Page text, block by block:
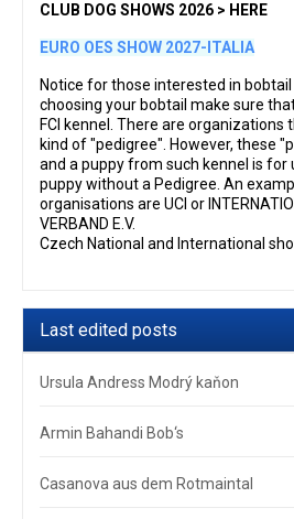
CLUB DOG SHOWS 2026 > HERE
EURO OES SHOW 2027-ITALIA
Notice for those interested in
choosing your bobtail make sure
FCI kennel. There are organizations
kind of "pedigree". However, these
and a puppy from such kennel is for
puppy without a Pedigree. An
organisations are UCI or
VERBAND E.V.
Czech National and International
Last edited posts
Ursula Andress Modrý kaňon
Armin Bahandi Bob‘s
Casanova aus dem Rotmaintal